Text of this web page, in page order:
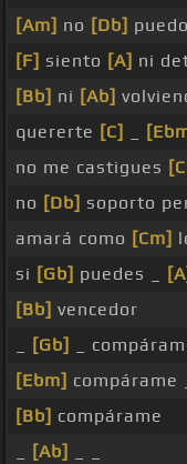
[Am] no [Db]
[F] siento [A] ni
[Bb] ni [Ab]
quererte [C]
no me castigues
no [Db] soporto
amará como [Cm]
si [Gb] puedes _
[Bb] vencedor
[Gb] _
[Ebm] compárame
[Bb] compárame
[Ab]